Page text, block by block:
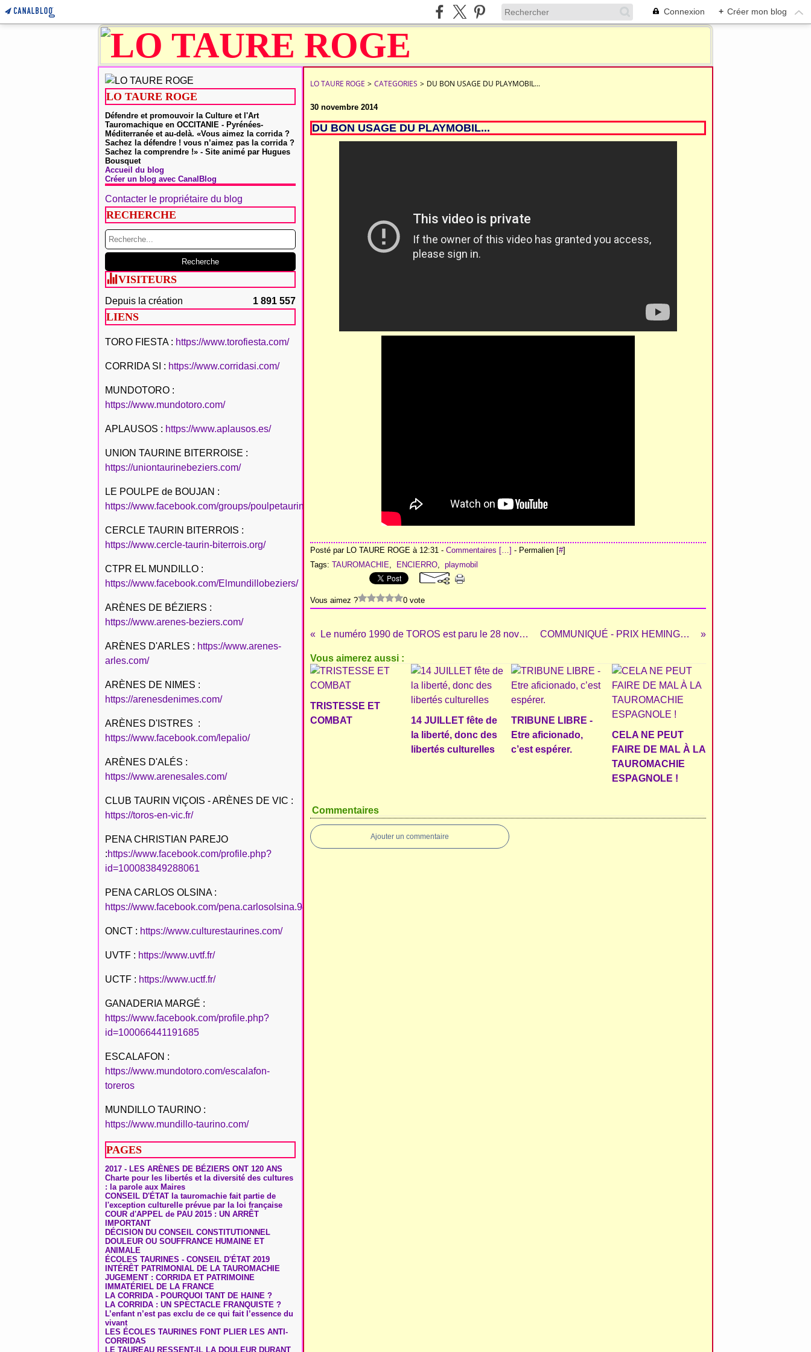
Connexion + Créer mon blog
LO TAURE ROGE
Défendre et promouvoir la Culture et l'Art
Tauromachique en OCCITANIE - Pyrénées-
Méditerranée et au-delà. «Vous aimez la corrida ?
Sachez la défendre ! vous n’aimez pas la corrida ?
Sachez la comprendre !» - Site animé par Hugues
Bousquet
Accueil du blog
Créer un blog avec CanalBlog
Contacter le propriétaire du blog
RECHERCHE
VISITEURS
Depuis la création 1 891 557
LIENS
TORO FIESTA : https://www.torofiesta.com/
CORRIDA SI : https://www.corridasi.com/
MUNDOTORO :
https://www.mundotoro.com/
APLAUSOS : https://www.aplausos.es/
UNION TAURINE BITERROISE :
https://uniontaurinebeziers.com/
LE POULPE de BOUJAN :
https://www.facebook.com/groups/poulpetaurinboujan/
CERCLE TAURIN BITERROIS :
https://www.cercle-taurin-biterrois.org/
CTPR EL MUNDILLO :
https://www.facebook.com/Elmundillobeziers/
ARÈNES DE BÉZIERS :
https://www.arenes-beziers.com/
ARÈNES D'ARLES : https://www.arenes-
arles.com/
ARÈNES DE NIMES :
https://arenesdenimes.com/
ARÈNES D'ISTRES :
https://www.facebook.com/lepalio/
ARÈNES D'ALÉS :
https://www.arenesales.com/
CLUB TAURIN VIÇOIS - ARÈNES DE VIC :
https://toros-en-vic.fr/
PENA CHRISTIAN PAREJO
:https://www.facebook.com/profile.php?
id=100083849288061
PENA CARLOS OLSINA :
https://www.facebook.com/pena.carlosolsina.94
ONCT : https://www.culturestaurines.com/
UVTF : https://www.uvtf.fr/
UCTF : https://www.uctf.fr/
GANADERIA MARGÉ :
https://www.facebook.com/profile.php?
id=100066441191685
ESCALAFON :
https://www.mundotoro.com/escalafon-
toreros
MUNDILLO TAURINO :
https://www.mundillo-taurino.com/
PAGES
2017 - LES ARÈNES DE BÉZIERS ONT 120 ANS
Charte pour les libertés et la diversité des cultures
: la parole aux Maires
CONSEIL D'ÉTAT la tauromachie fait partie de
l'exception culturelle prévue par la loi française
COUR d'APPEL de PAU 2015 : UN ARRÊT
IMPORTANT
DÉCISION DU CONSEIL CONSTITUTIONNEL
DOULEUR OU SOUFFRANCE HUMAINE ET
ANIMALE
ÉCOLES TAURINES - CONSEIL D'ÉTAT 2019
INTÉRÊT PATRIMONIAL DE LA TAUROMACHIE
JUGEMENT : CORRIDA ET PATRIMOINE
IMMATÉRIEL DE LA FRANCE
LA CORRIDA - POURQUOI TANT DE HAINE ?
LA CORRIDA : UN SPECTACLE FRANQUISTE ?
L’enfant n’est pas exclu de ce qui fait l’essence du
vivant
LES ÉCOLES TAURINES FONT PLIER LES ANTI-
CORRIDAS
LE TAUREAU RESSENT-IL LA DOULEUR DURANT
LO TAURE ROGE > CATEGORIES > DU BON USAGE DU PLAYMOBIL...
30 novembre 2014
DU BON USAGE DU PLAYMOBIL...
Posté par LO TAURE ROGE à 12:31 - Commentaires […] - Permalien [#]
Tags: TAUROMACHIE, ENCIERRO, playmobil
Vous aimez ? 0 vote
Le numéro 1990 de TOROS est paru le 28 novembre 2014 COMMUNIQUÉ - PRIX HEMINGWAY 2015
Vous aimerez aussi :
TRISTESSE ET
COMBAT
14 JUILLET fête de
la liberté, donc des
libertés culturelles
TRIBUNE LIBRE -
Etre aficionado,
c’est espérer.
CELA NE PEUT
FAIRE DE MAL À LA
TAUROMACHIE
ESPAGNOLE !
Commentaires
Ajouter un commentaire